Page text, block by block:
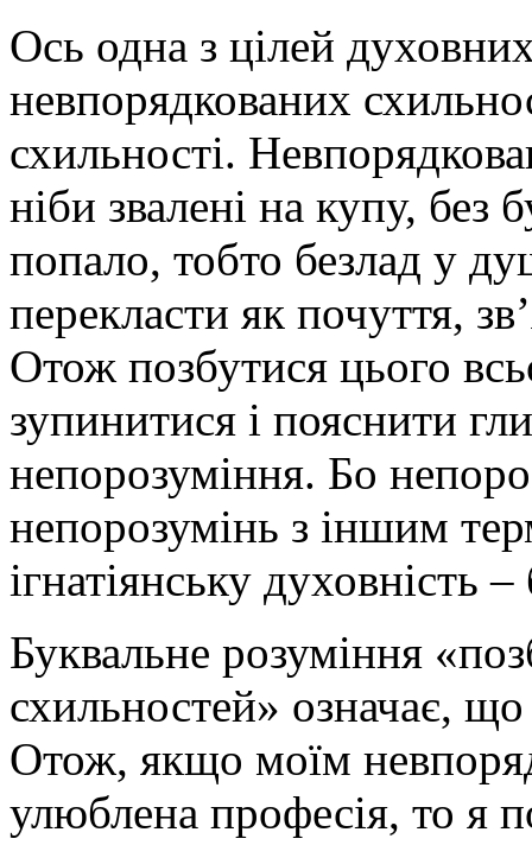
Ось одна з цілей
невпорядкованих
схильності.
ніби звалені на купу, без
попало, тобто безлад у
перекласти як почуття,
Отож позбутися цього
зупинитися і пояснити
непорозуміння. Бо
непорозумінь з іншим
ігнатіянську духовність
Буквальне розуміння
схильностей» означає,
Отож, якщо моїм
улюблена професія, то я